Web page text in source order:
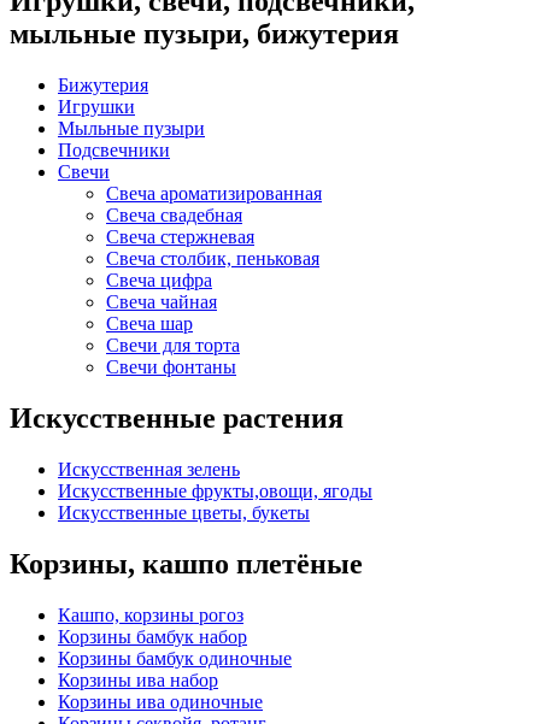
мыльные пузыри, бижутерия
Бижутерия
Игрушки
Мыльные пузыри
Подсвечники
Свечи
Свеча ароматизированная
Свеча свадебная
Свеча стержневая
Свеча столбик, пеньковая
Свеча цифра
Свеча чайная
Свеча шар
Свечи для торта
Свечи фонтаны
Искусственные растения
Искусственная зелень
Искусственные фрукты,овощи, ягоды
Искусственные цветы, букеты
Корзины, кашпо плетёные
Кашпо, корзины рогоз
Корзины бамбук набор
Корзины бамбук одиночные
Корзины ива набор
Корзины ива одиночные